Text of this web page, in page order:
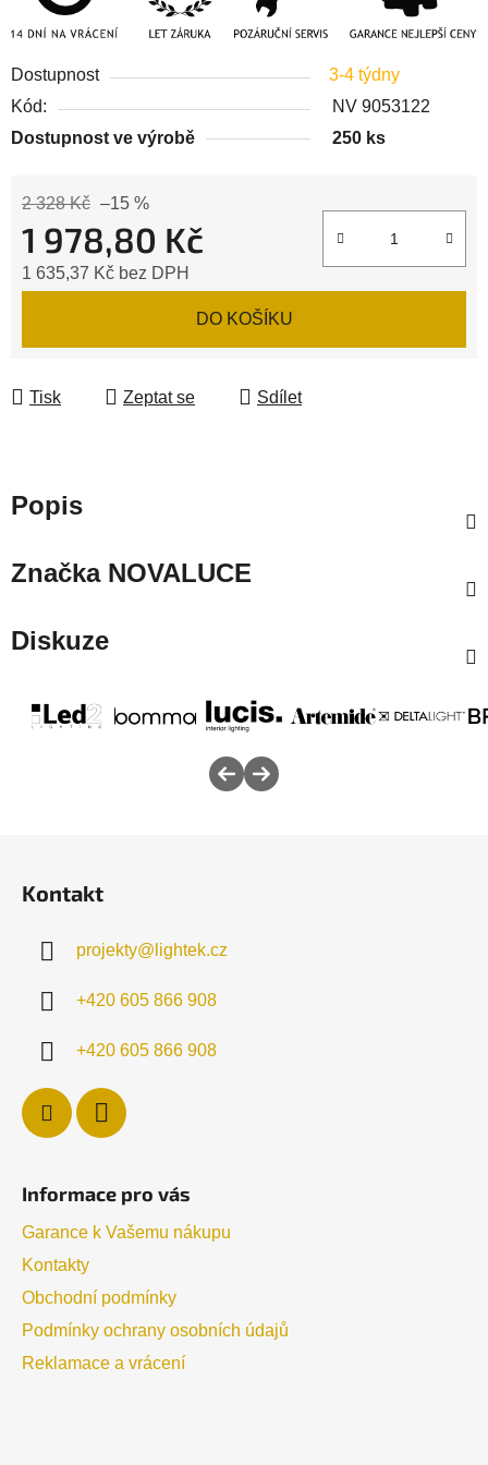
Dostupnost
3-4 týdny
Kód:
NV 9053122
Dostupnost ve výrobě
250 ks
2 328 Kč –15 %
1 978,80 Kč
1 635,37 Kč bez DPH
DO KOŠÍKU
Tisk Zeptat se Sdílet
Popis
ZnačkaNOVALUCE
Diskuze
Kontakt
projekty@ lightek.cz
+420 605 866 908
+420 605 866 908
Informace pro vás
Garance k Vašemu nákupu
Kontakty
Obchodní podmínky
Podmínky ochrany osobních údajů
Reklamace a vrácení